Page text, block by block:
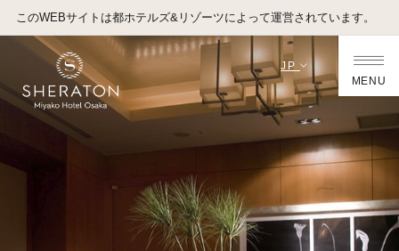
JP
MENU
このWEBサイトは都ホテルズ&リゾーツによって運営されています。